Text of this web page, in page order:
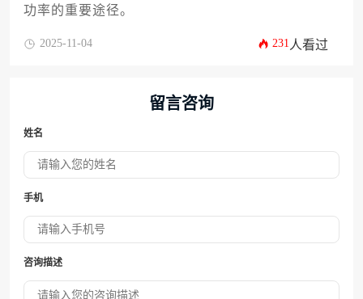
功率的重要途径。
2025-11-04 231 人看过
留言咨询
姓名
手机
咨询描述